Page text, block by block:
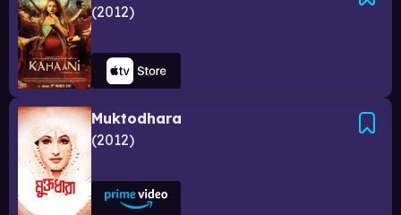
2012
Muktodhara
2012